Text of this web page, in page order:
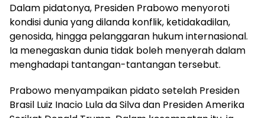
Dalam pidatonya, Presiden Prabowo menyoroti
kondisi dunia yang dilanda konflik, ketidakadilan,
genosida, hingga pelanggaran hukum internasional.
Ia menegaskan dunia tidak boleh menyerah dalam
menghadapi tantangan-tantangan tersebut.
Prabowo menyampaikan pidato setelah Presiden
Brasil Luiz Inacio Lula da Silva dan Presiden Amerika